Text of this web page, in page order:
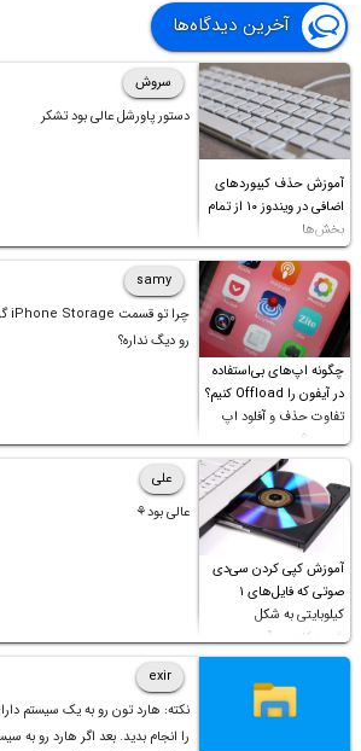
آخرین دیدگاه‌ها
آموزش حذف کیبوردهای
اضافی در ویندوز ۱۰ از تمام
بخش‌ها
سروش
دستور پاورشل عالی بود تشکر
چگونه اپ‌های بی‌استفاده
در آیفون را Offload کنیم؟
تفاوت حذف و آفلود اپ
چیست؟
samy
رو دیگ نداره؟
آموزش کپی کردن سی‌دی
صوتی که فایل‌های ۱
کیلوبایتی به شکل
شورت‌کات در آن موجود
است!
علی
عالی بود⚘
exir